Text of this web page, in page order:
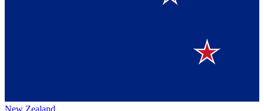
New Zealand